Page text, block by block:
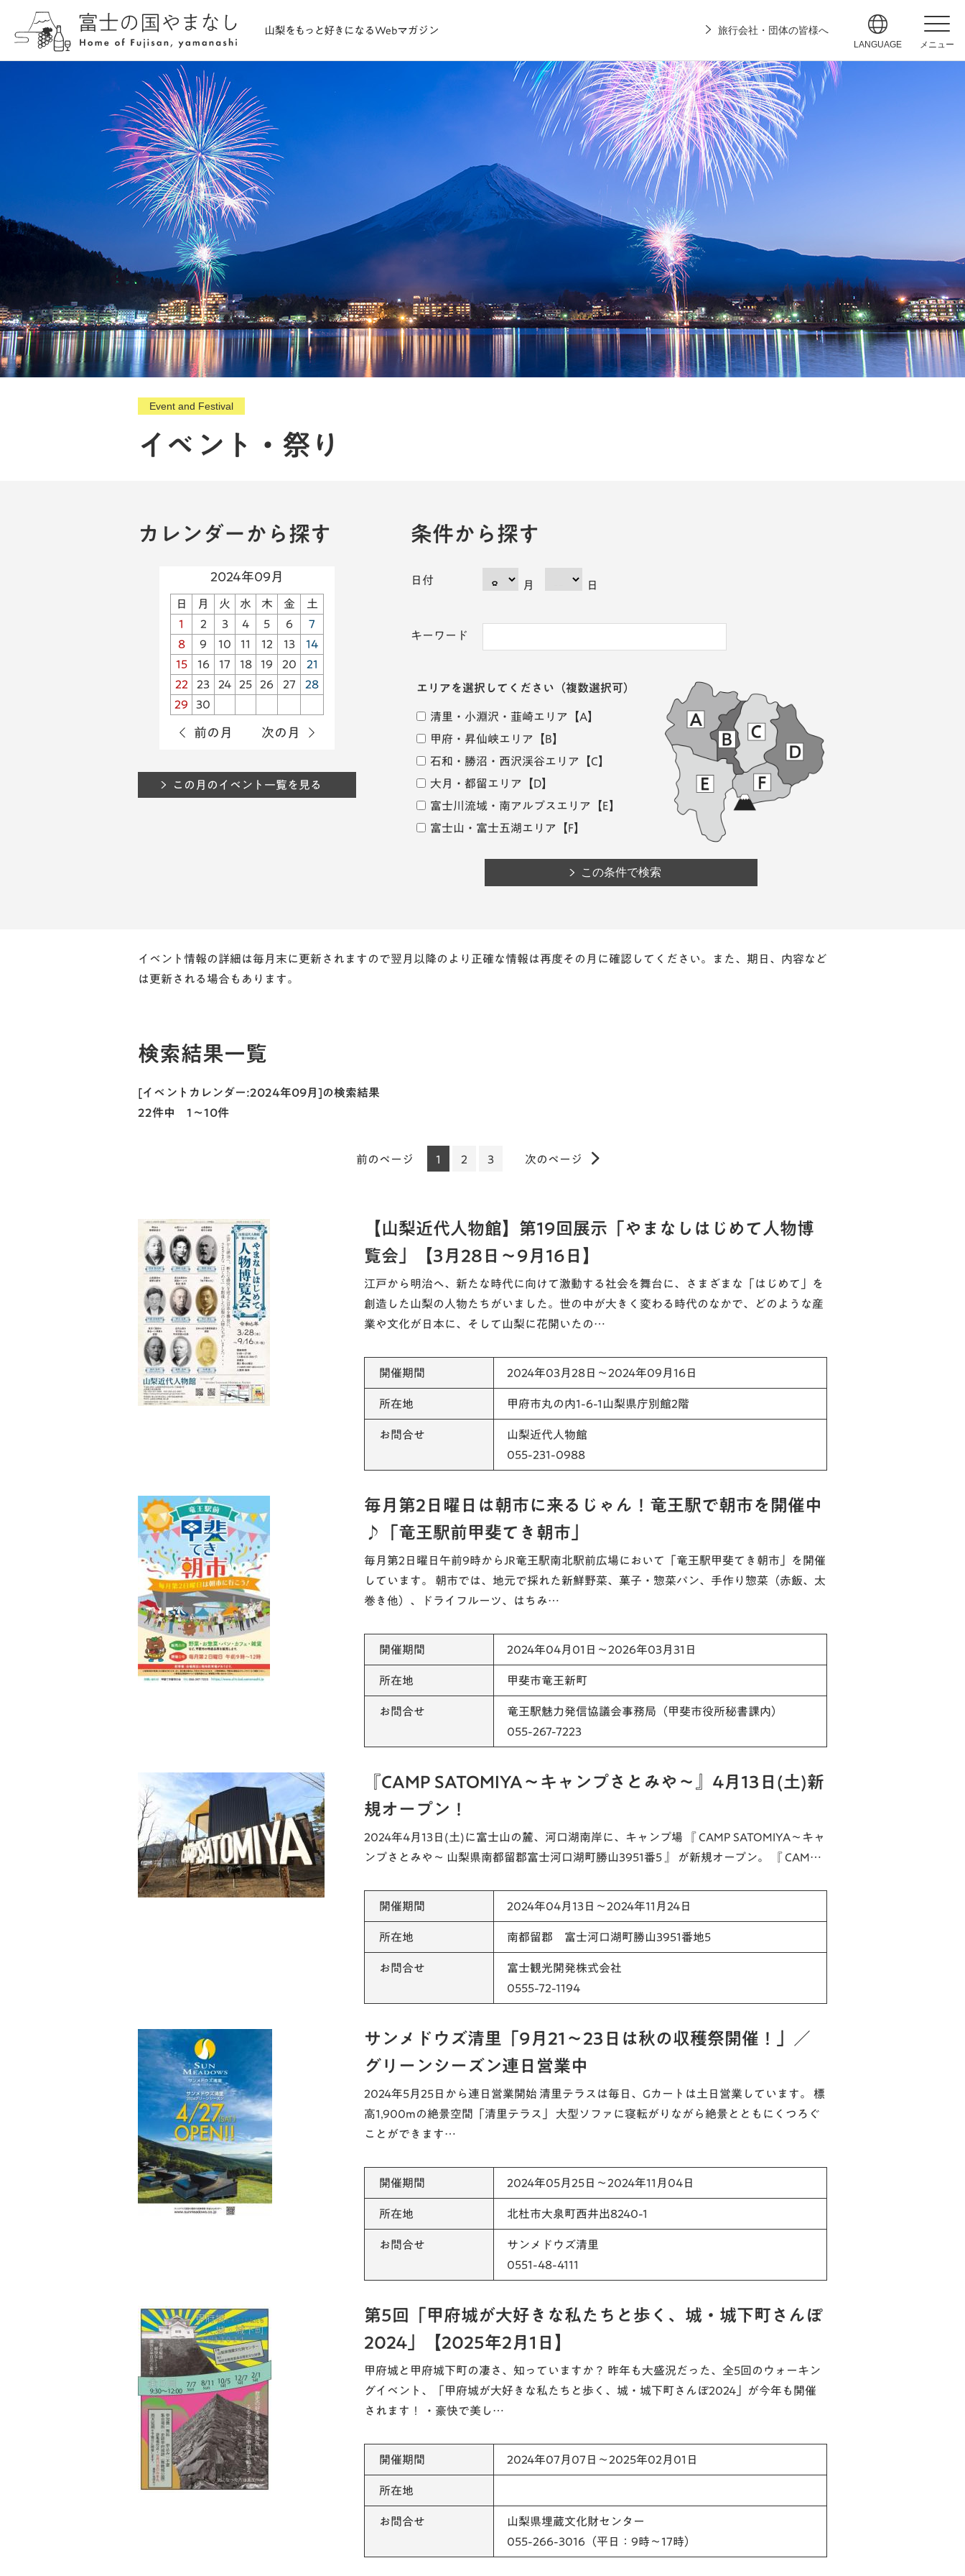
旅行会社・団体の皆様へ
LANGUAGE メニュー
Event and Festival
イベント・祭り
カレンダーから探す
2024年09月
日 月 火 水 木 金
土
1
2 3 4 5 6
7
8
9 10 11 12 13
14
15
16 17 18 19 20
21
22
23 24 25 26 27
28
29
30
前の月 次の月
この月のイベント一覧を見る
条件から探す
日付 月 日
キーワード
エリアを選択してください （複数選択可）
清里・小淵沢・韮崎エリア 【A】
甲府・昇仙峡エリア 【B】
石和・勝沼・西沢渓谷エリア 【C】
大月・都留エリア 【D】
富士川流域・南アルプスエリア 【E】
富士山・富士五湖エリア 【F】
イベント情報の詳細は毎月末に更新されますので翌月以降のより正確な情報は再度その月に確認してください。また、期日、内容など
は更新される場合もあります。
検索結果一覧
[イベントカレンダー:2024年09月]の検索結果
22件中 1～10件
前のページ 1 2 3 次のページ
【山梨近代人物館】第19回展示「やまなしはじめて人物博
覧会」【3月28日～9月16日】
江戸から明治へ、新たな時代に向けて激動する社会を舞台に、さまざまな「はじめて」を
創造した山梨の人物たちがいました。世の中が大きく変わる時代のなかで、どのような産
業や文化が日本に、そして山梨に花開いたの…
開催期間 2024年03月28日～2024年09月16日
所在地 甲府市丸の内1-6-1山梨県庁別館2階
お問合せ
山梨近代人物館
055-231-0988
毎月第2日曜日は朝市に来るじゃん！竜王駅で朝市を開催中
♪「竜王駅前甲斐てき朝市」
毎月第2日曜日午前9時からJR竜王駅南北駅前広場において「竜王駅甲斐てき朝市」を開催
しています。 朝市では、地元で採れた新鮮野菜、菓子・惣菜パン、手作り惣菜（赤飯、太
巻き他）、ドライフルーツ、はちみ…
開催期間 2024年04月01日～2026年03月31日
所在地 甲斐市竜王新町
お問合せ
竜王駅魅力発信協議会事務局（甲斐市役所秘書課内）
055-267-7223
『CAMP SATOMIYA～キャンプさとみや～』4月13日(土)新
規オープン！
2024年4月13日(土)に富士山の麓、河口湖南岸に、キャンプ場 『 CAMP SATOMIYA～キャ
ンプさとみや～ 山梨県南都留郡富士河口湖町勝山3951番5 』 が新規オープン。 『 CAM…
開催期間 2024年04月13日～2024年11月24日
所在地 南都留郡 富士河口湖町勝山3951番地5
お問合せ
富士観光開発株式会社
0555-72-1194
サンメドウズ清里「9月21～23日は秋の収穫祭開催！」／
グリーンシーズン連日営業中
2024年5月25日から連日営業開始 清里テラスは毎日、Gカートは土日営業しています。 標
高1,900mの絶景空間「清里テラス」 大型ソファに寝転がりながら絶景とともにくつろぐ
ことができます…
開催期間 2024年05月25日～2024年11月04日
所在地 北杜市大泉町西井出8240-1
お問合せ
サンメドウズ清里
0551-48-4111
第5回「甲府城が大好きな私たちと歩く、城・城下町さんぽ
2024」【2025年2月1日】
甲府城と甲府城下町の凄さ、知っていますか？ 昨年も大盛況だった、全5回のウォーキン
グイベント、「甲府城が大好きな私たちと歩く、城・城下町さんぽ2024」が今年も開催
されます！ ・豪快で美し…
開催期間 2024年07月07日～2025年02月01日
所在地
お問合せ
山梨県埋蔵文化財センター
055-266-3016（平日：9時～17時）